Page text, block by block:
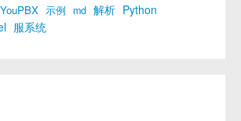
YouPBX 示例 md 解析 Python
服系统